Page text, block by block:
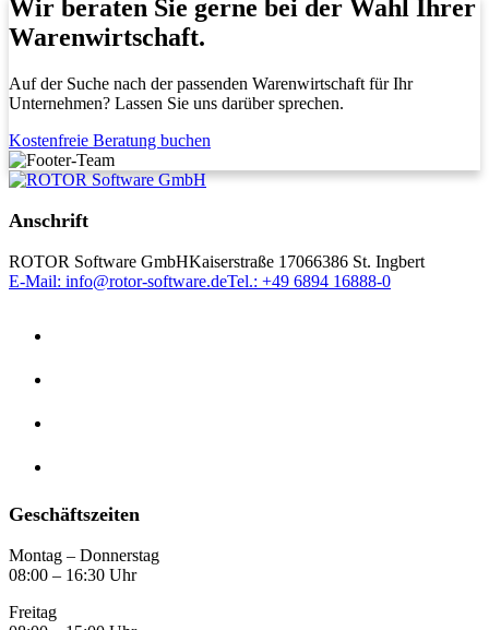
Wir beraten Sie gerne bei der Wahl Ihrer
Warenwirtschaft.
Auf der Suche nach der passenden Warenwirtschaft für Ihr
Unternehmen? Lassen Sie uns darüber sprechen.
Kostenfreie Beratung buchen
Anschrift
ROTOR Software GmbHKaiserstraße 17066386 St. Ingbert
E-Mail: info@rotor-software.deTel.: +49 6894 16888-0
Geschäftszeiten
Montag – Donnerstag
08:00 – 16:30 Uhr
Freitag